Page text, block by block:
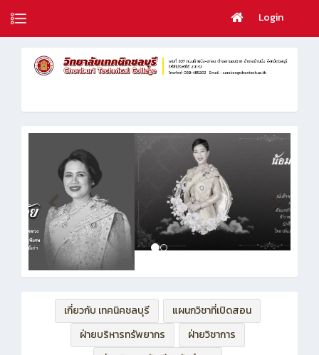
Login
ฝ่ายบริหารทรัพยากร
ฝ่ายวิชาการ
ฝ่ายกิจการนักเรียนนักศึกษา